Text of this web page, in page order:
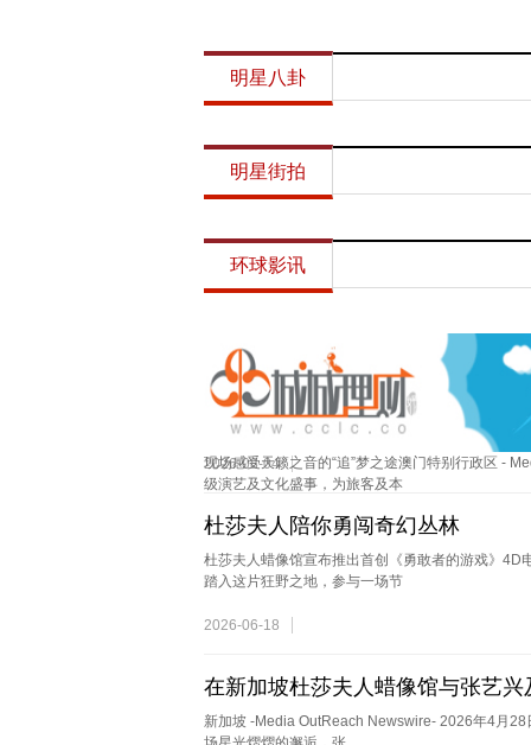
明星八卦
明星街拍
环球影讯
现场感受天籁之音的“追”梦之途澳门特别行政区 -
级演艺及文化盛事，为旅客及本
2026-08-04
杜莎夫人陪你勇闯奇幻丛林
杜莎夫人蜡像馆宣布推出首创《勇敢者的游戏》
踏入这片狂野之地，参与一场节
2026-06-18
在新加坡杜莎夫人蜡像馆与张艺
新加坡 -Media OutReach Newswire- 2026年4月